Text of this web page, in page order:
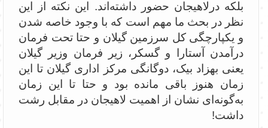
بلکه درلاهیجان حضور داشته‌اند. این نکته از این
نظر در بحث ما مهم است که با وجود خاصه شدن
و یکپارچگی کل سرزمین گیلان و حتا تحت فرمان
درآمدن آستارا و گسکر، زیر فرمان وزیر گیلان
یعنی بهزاد بیک، دوگانگی مرکز اداری گیلان تا این
زمان هنوز باقی مانده بود و حتا تا این زمان
به‌گونه‌ای نشان از اهمیت لاهیجان در مقابل رشت
داشت!